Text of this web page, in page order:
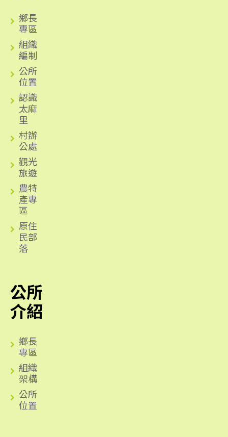
鄉長
專區
組織
編制
公所
位置
認識
太麻
里
村辦
公處
觀光
旅遊
農特
產專
區
原住
民部
落
公所
介紹
鄉長
專區
組織
架構
公所
位置